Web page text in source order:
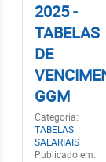
2025 -
TABELAS
DE
GGM
Categoria:
TABELAS
SALARIAIS
Publicado em: